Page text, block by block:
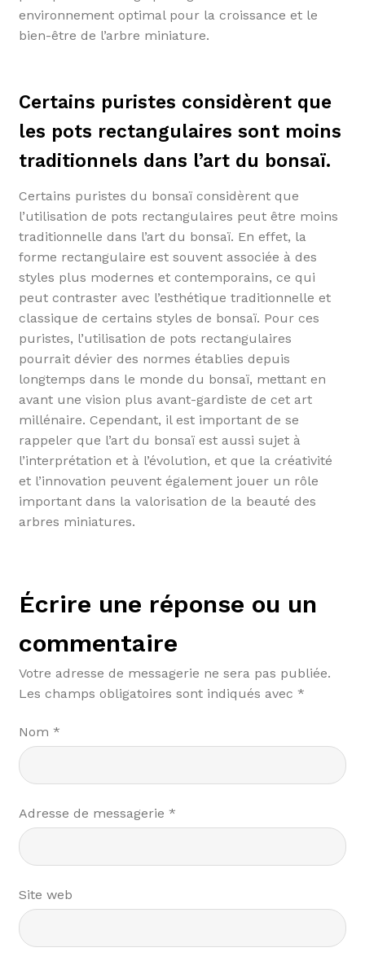
environnement optimal pour la croissance et le
bien-être de l’arbre miniature.
Certains puristes considèrent que
les pots rectangulaires sont moins
traditionnels dans l’art du bonsaï.
Certains puristes du bonsaï considèrent que
l’utilisation de pots rectangulaires peut être moins
traditionnelle dans l’art du bonsaï. En effet, la
forme rectangulaire est souvent associée à des
styles plus modernes et contemporains, ce qui
peut contraster avec l’esthétique traditionnelle et
classique de certains styles de bonsaï. Pour ces
puristes, l’utilisation de pots rectangulaires
pourrait dévier des normes établies depuis
longtemps dans le monde du bonsaï, mettant en
avant une vision plus avant-gardiste de cet art
millénaire. Cependant, il est important de se
rappeler que l’art du bonsaï est aussi sujet à
l’interprétation et à l’évolution, et que la créativité
et l’innovation peuvent également jouer un rôle
important dans la valorisation de la beauté des
arbres miniatures.
Écrire une réponse ou un
commentaire
Votre adresse de messagerie ne sera pas publiée.
Les champs obligatoires sont indiqués avec *
Nom *
Adresse de messagerie *
Site web